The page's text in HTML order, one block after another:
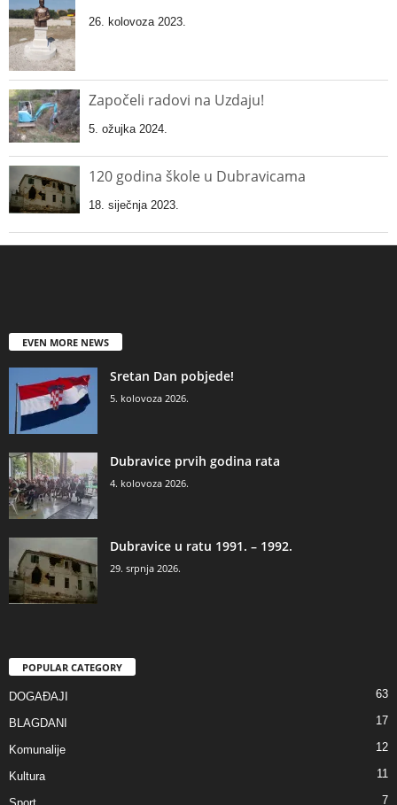
26. kolovoza 2023.
Započeli radovi na Uzdaju!
5. ožujka 2024.
120 godina škole u Dubravicama
18. siječnja 2023.
EVEN MORE NEWS
Sretan Dan pobjede!
5. kolovoza 2026.
Dubravice prvih godina rata
4. kolovoza 2026.
Dubravice u ratu 1991. – 1992.
29. srpnja 2026.
POPULAR CATEGORY
DOGAĐAJI 63
BLAGDANI 17
Komunalije 12
Kultura 11
7